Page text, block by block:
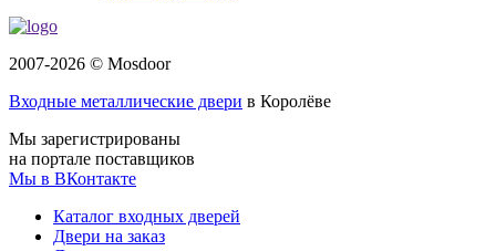
2007-2026 © Mosdoor
Входные металлические двери в Королёве
Мы зарегистрированы
на портале поставщиков
Мы в ВКонтакте
Каталог входных дверей
Двери на заказ